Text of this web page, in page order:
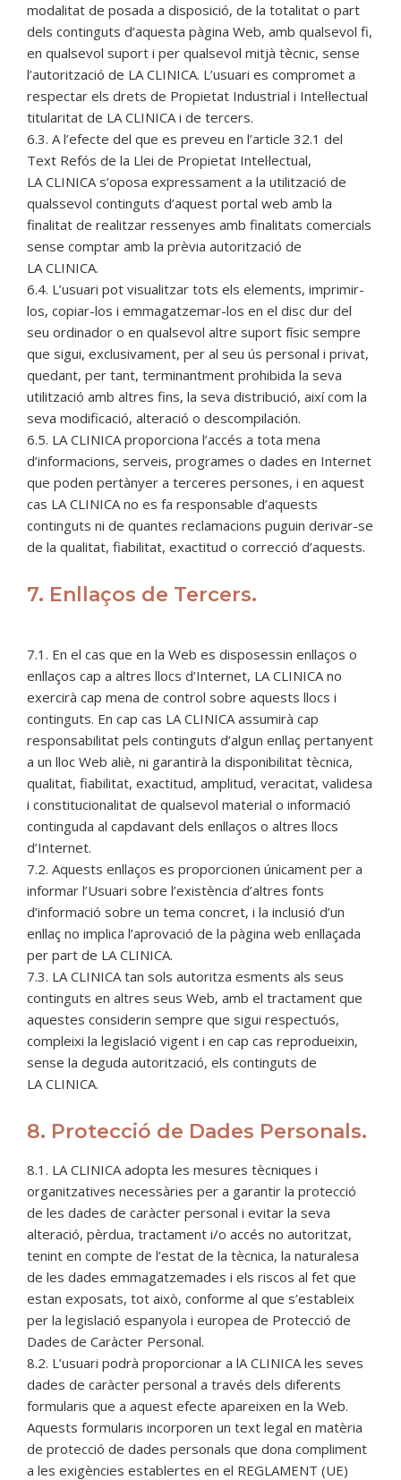
modalitat de posada a disposició, de la totalitat o part
dels continguts d’aquesta pàgina Web, amb qualsevol fi,
en qualsevol suport i per qualsevol mitjà tècnic, sense
l’autorització de LA CLINICA. L’usuari es compromet a
respectar els drets de Propietat Industrial i Intel·lectual
titularitat de LA CLINICA i de tercers.
6.3. A l’efecte del que es preveu en l’article 32.1 del
Text Refós de la Llei de Propietat Intel·lectual,
LA CLINICA s’oposa expressament a la utilització de
qualssevol continguts d’aquest portal web amb la
finalitat de realitzar ressenyes amb finalitats comercials
sense comptar amb la prèvia autorització de
LA CLINICA.
6.4. L’usuari pot visualitzar tots els elements, imprimir-
los, copiar-los i emmagatzemar-los en el disc dur del
seu ordinador o en qualsevol altre suport físic sempre
que sigui, exclusivament, per al seu ús personal i privat,
quedant, per tant, terminantment prohibida la seva
utilització amb altres fins, la seva distribució, així com la
seva modificació, alteració o descompilación.
6.5. LA CLINICA proporciona l’accés a tota mena
d’informacions, serveis, programes o dades en Internet
que poden pertànyer a terceres persones, i en aquest
cas LA CLINICA no es fa responsable d’aquests
continguts ni de quantes reclamacions puguin derivar-se
de la qualitat, fiabilitat, exactitud o correcció d’aquests.
7. Enllaços de Tercers.
7.1. En el cas que en la Web es disposessin enllaços o
enllaços cap a altres llocs d’Internet, LA CLINICA no
exercirà cap mena de control sobre aquests llocs i
continguts. En cap cas LA CLINICA assumirà cap
responsabilitat pels continguts d’algun enllaç pertanyent
a un lloc Web aliè, ni garantirà la disponibilitat tècnica,
qualitat, fiabilitat, exactitud, amplitud, veracitat, validesa
i constitucionalitat de qualsevol material o informació
continguda al capdavant dels enllaços o altres llocs
d’Internet.
7.2. Aquests enllaços es proporcionen únicament per a
informar l’Usuari sobre l’existència d’altres fonts
d’informació sobre un tema concret, i la inclusió d’un
enllaç no implica l’aprovació de la pàgina web enllaçada
per part de LA CLINICA.
7.3. LA CLINICA tan sols autoritza esments als seus
continguts en altres seus Web, amb el tractament que
aquestes considerin sempre que sigui respectuós,
compleixi la legislació vigent i en cap cas reprodueixin,
sense la deguda autorització, els continguts de
LA CLINICA.
8. Protecció de Dades Personals.
8.1. LA CLINICA adopta les mesures tècniques i
organitzatives necessàries per a garantir la protecció
de les dades de caràcter personal i evitar la seva
alteració, pèrdua, tractament i/o accés no autoritzat,
tenint en compte de l’estat de la tècnica, la naturalesa
de les dades emmagatzemades i els riscos al fet que
estan exposats, tot això, conforme al que s’estableix
per la legislació espanyola i europea de Protecció de
Dades de Caràcter Personal.
8.2. L’usuari podrà proporcionar a lA CLINICA les seves
dades de caràcter personal a través dels diferents
formularis que a aquest efecte apareixen en la Web.
Aquests formularis incorporen un text legal en matèria
de protecció de dades personals que dona compliment
a les exigències establertes en el REGLAMENT (UE)